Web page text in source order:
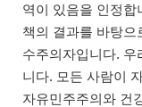
역이 있음을 인정합
책의 결과를 바탕으
수주의자입니다.
니다. 모든 사람이
자유민주주의와 건